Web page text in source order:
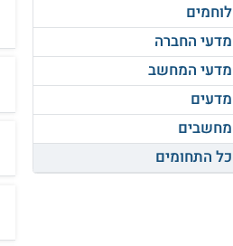
לוחמים
מדעי החברה
מדעי המחשב
מדעים
מחשבים
כל התחומים